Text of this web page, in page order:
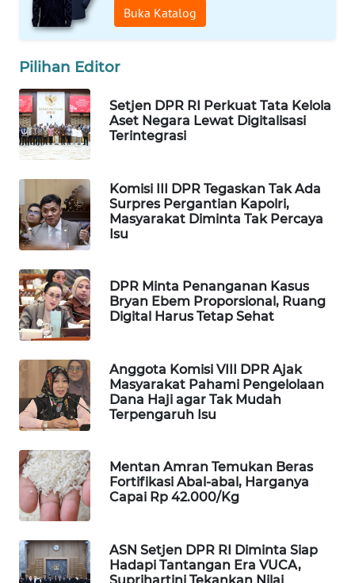
Buka Katalog
Pilihan Editor
Setjen DPR RI Perkuat Tata Kelola
Aset Negara Lewat Digitalisasi
Terintegrasi
Komisi III DPR Tegaskan Tak Ada
Surpres Pergantian Kapolri,
Masyarakat Diminta Tak Percaya
Isu
DPR Minta Penanganan Kasus
Bryan Ebem Proporsional, Ruang
Digital Harus Tetap Sehat
Anggota Komisi VIII DPR Ajak
Masyarakat Pahami Pengelolaan
Dana Haji agar Tak Mudah
Terpengaruh Isu
Mentan Amran Temukan Beras
Fortifikasi Abal-abal, Harganya
Capai Rp 42.000/Kg
ASN Setjen DPR RI Diminta Siap
Hadapi Tantangan Era VUCA,
WAHANA
SELEB
WAHANA
PERSONA
WAHANA
OTOMOTIF
WAHANA
HEALTH
WAHANA
WISATA
LAPAK
WAHANA
Network
KONSUMEN
LISTRIK
MASYARAKAT
KELISTRIKAN
WALINKI
ID